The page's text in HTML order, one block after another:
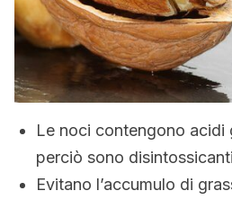
Le noci contengono acidi
perciò sono
Evitano l’accumulo di